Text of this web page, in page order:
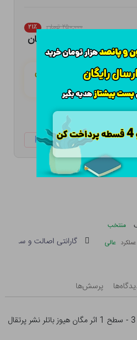
۲۵۰,۰۰۰ تومان ۲۱٪
با تــرب‌پــی:
ketabtala.com/sbp-41634
منتخب
عملکرد عالی گارانتی اصالت و سلامت
پرسش‌ها